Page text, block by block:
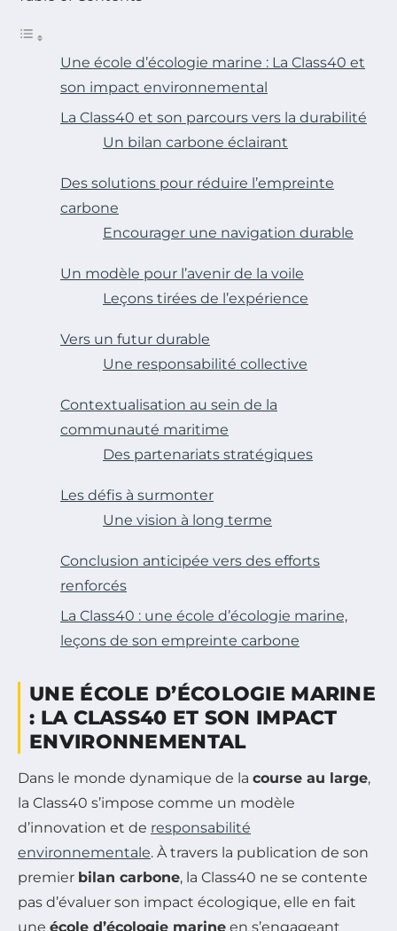
Une école d’écologie marine : La Class40 et
son impact environnemental
La Class40 et son parcours vers la durabilité
Un bilan carbone éclairant
Des solutions pour réduire l’empreinte
carbone
Encourager une navigation durable
Un modèle pour l’avenir de la voile
Leçons tirées de l’expérience
Vers un futur durable
Une responsabilité collective
Contextualisation au sein de la
communauté maritime
Des partenariats stratégiques
Les défis à surmonter
Une vision à long terme
Conclusion anticipée vers des efforts
renforcés
La Class40 : une école d’écologie marine,
leçons de son empreinte carbone
UNE ÉCOLE D’ÉCOLOGIE MARINE
: LA CLASS40 ET SON IMPACT
ENVIRONNEMENTAL
Dans le monde dynamique de la course au large,
la Class40 s’impose comme un modèle
d’innovation et de responsabilité
environnementale. À travers la publication de son
premier bilan carbone, la Class40 ne se contente
pas d’évaluer son impact écologique, elle en fait
une école d’écologie marine en s’engageant